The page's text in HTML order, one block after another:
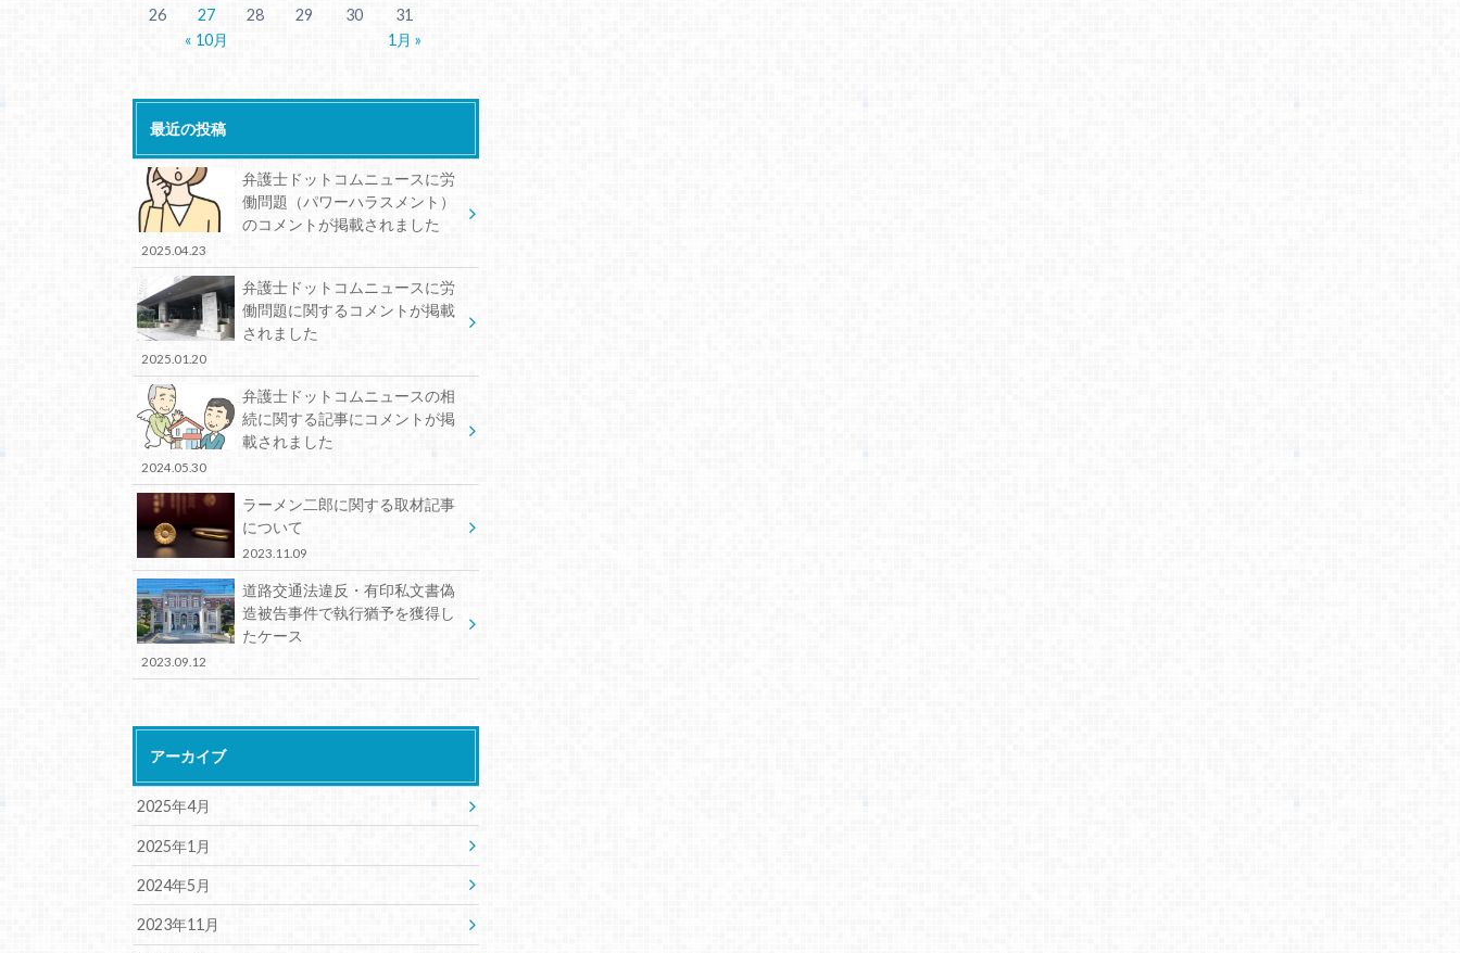
« 10月 1月 »
26
27 28 29 30 31
最近の投稿
弁護士ドットコムニュースに労
働問題（パワーハラスメント）
のコメントが掲載されました
2025.04.23
弁護士ドットコムニュースに労
働問題に関するコメントが掲載
されました
2025.01.20
弁護士ドットコムニュースの相
続に関する記事にコメントが掲
載されました
2024.05.30
ラーメン二郎に関する取材記事
について
2023.11.09
道路交通法違反・有印私文書偽
造被告事件で執行猶予を獲得し
たケース
2023.09.12
アーカイブ
2025年4月
2025年1月
2024年5月
2023年11月